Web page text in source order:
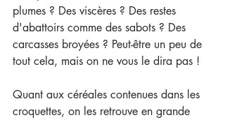
plumes ? Des viscères ? Des restes
d'abattoirs comme des sabots ? Des
carcasses broyées ? Peut-être un peu de
tout cela, mais on ne vous le dira pas !
Quant aux céréales contenues dans les
croquettes, on les retrouve en grande